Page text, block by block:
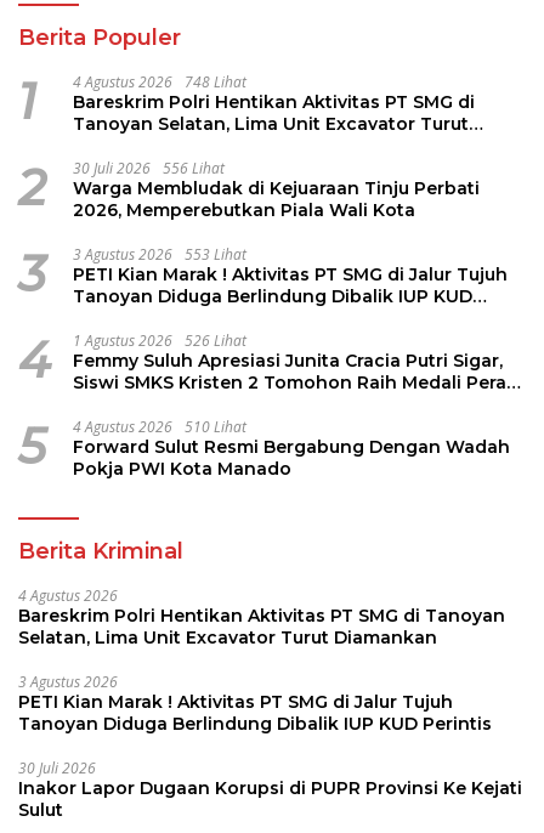
Berita Populer
1 4 Agustus 2026 748 Lihat
Bareskrim Polri Hentikan Aktivitas PT SMG di
Tanoyan Selatan, Lima Unit Excavator Turut
2 30 Juli 2026 556 Lihat
Warga Membludak di Kejuaraan Tinju Perbati
2026, Memperebutkan Piala Wali Kota
3 3 Agustus 2026 553 Lihat
PETI Kian Marak ! Aktivitas PT SMG di Jalur Tujuh
Tanoyan Diduga Berlindung Dibalik IUP KUD
4 1 Agustus 2026 526 Lihat
Femmy Suluh Apresiasi Junita Cracia Putri Sigar,
Siswi SMKS Kristen 2 Tomohon Raih Medali Perak
5 4 Agustus 2026 510 Lihat
Forward Sulut Resmi Bergabung Dengan Wadah
Pokja PWI Kota Manado
Berita Kriminal
4 Agustus 2026
Bareskrim Polri Hentikan Aktivitas PT SMG di Tanoyan
Selatan, Lima Unit Excavator Turut Diamankan
3 Agustus 2026
PETI Kian Marak ! Aktivitas PT SMG di Jalur Tujuh
Tanoyan Diduga Berlindung Dibalik IUP KUD Perintis
30 Juli 2026
Inakor Lapor Dugaan Korupsi di PUPR Provinsi Ke Kejati
Sulut